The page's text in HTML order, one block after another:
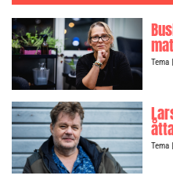
Tema|
Tema|